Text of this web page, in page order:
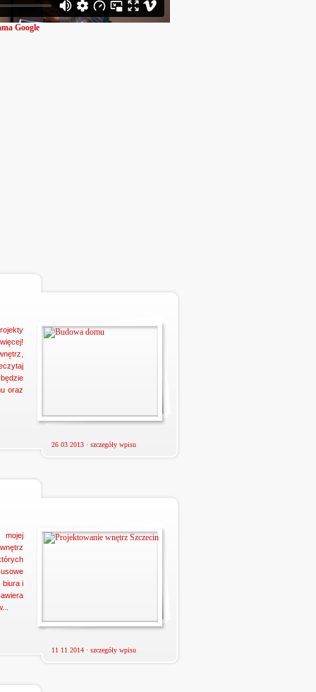
Google
oraz
26 03 2013 · szczegóły wpisu
biura i
11 11 2014 · szczegóły wpisu